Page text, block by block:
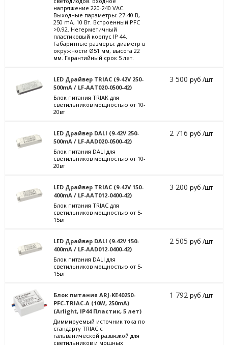
напряжение 220-240 VAC.
Выходные параметры: 27-40 В,
250 mА, 10 Вт. Встроенный PFC
>0,92. Негерметичный
пластиковый корпус IP 44.
Габаритные размеры: диаметр в
окружности Ø51 мм, высота 22
мм. Гарантийный срок 5 лет.
LED Драйвер TRIAC (9-42V 250-
500mA / LF-AAT020-0500-42)
Блок питания TRIAK для
светильников мощностью от 10-
20вт
3 500руб /шт
LED Драйвер DALI (9-42V 250-
500mA / LF-AAD020-0500-42)
Блок питания DALI для
светильников мощностью от 10-
20вт
2 716руб /шт
LED Драйвер TRIAC (9-42V 150-
400mA / LF-AAT012-0400-42)
Блок питания TRIAC для
светильников мощностью от 5-
15вт
3 200руб /шт
LED Драйвер DALI (9-42V 150-
400mA / LF-AAD012-0400-42)
Блок питания DALI для
светильников мощностью от 5-
15вт
2 505руб /шт
Блок питания ARJ-KE40250-
PFC-TRIAC-A (10W, 250mA)
(Arlight, IP44 Пластик, 5 лет)
Диммируемый источник тока по
стандарту TRIAC с
гальванической развязкой для
светильников и мощных
1 792руб /шт